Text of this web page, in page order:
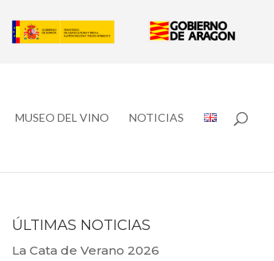
MUSEO DEL VINO NOTICIAS
ÚLTIMAS NOTICIAS
La Cata de Verano 2026